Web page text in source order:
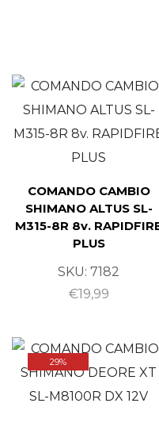
COMANDO CAMBIO
SHIMANO ALTUS SL-
M315-8R 8v.
PLUS
SKU: 7182
€19,99
29%